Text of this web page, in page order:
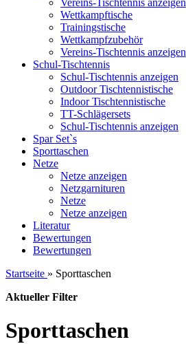
Vereins-Tischtennis anzeigen
Wettkampftische
Trainingstische
Wettkampfzubehör
Vereins-Tischtennis anzeigen
Schul-Tischtennis
Schul-Tischtennis anzeigen
Outdoor Tischtennistische
Indoor Tischtennistische
TT-Schlägersets
Schul-Tischtennis anzeigen
Spar Set`s
Sporttaschen
Netze
Netze anzeigen
Netzgarnituren
Netze
Netze anzeigen
Literatur
Bewertungen
Bewertungen
Startseite » Sporttaschen
Aktueller Filter
Sporttaschen